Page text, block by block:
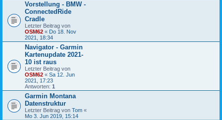
Vorstellung - BMW -
ConnectedRide
Cradle
Letzter Beitrag von
OSM62 « Do 18. Nov
2021, 18:34
Navigator - Garmin
Kartenupdate 2021-
10 ist raus
Letzter Beitrag von
OSM62 « Sa 12. Jun
2021, 17:23
Antworten: 1
Garmin Montana
Datenstruktur
Letzter Beitrag von Tom «
Mo 3. Jun 2019, 15:14